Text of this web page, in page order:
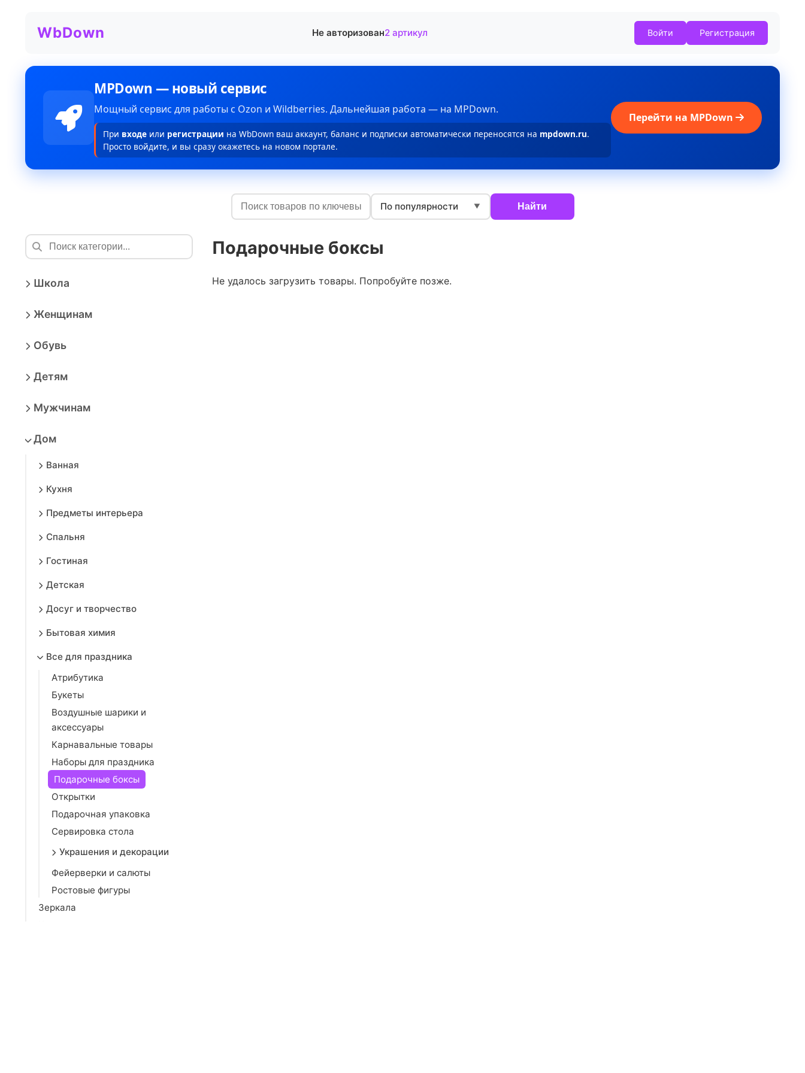
WbDown Не авторизован2 артикул Войти Регистрация
MPDown — новый сервис
Мощный сервис для работы с Ozon и Wildberries. Дальнейшая работа — на MPDown.
При входе или регистрации на WbDown ваш аккаунт, баланс и подписки автоматически переносятся на mpdown.ru.
Просто войдите, и вы сразу окажетесь на новом портале.
Перейти на MPDown
По популярности ▼ Найти
Школа
Женщинам
Обувь
Детям
Мужчинам
Дом
Ванная
Кухня
Предметы интерьера
Спальня
Гостиная
Детская
Досуг и творчество
Бытовая химия
Все для праздника
Атрибутика
Букеты
Воздушные шарики и
аксессуары
Карнавальные товары
Наборы для праздника
Подарочные боксы
Открытки
Подарочная упаковка
Сервировка стола
Украшения и декорации
Фейерверки и салюты
Ростовые фигуры
Зеркала
Подарочные боксы
Не удалось загрузить товары. Попробуйте позже.